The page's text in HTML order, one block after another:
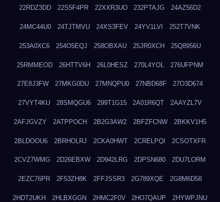
22RDZ3DD 22S5F4PR 22XXR3UO 232PTAJG 24AZ56D2
24MC44U0 24TJTMVU 24XS3FEV 24YV1LVI 252T7VNK
253A0XC6 254O5EQJ 258OBXAU 25JR0XCH 25Q8956U
25RMMEOD 26HTTV6H 26L0HESZ 270L4YOL 276UFPNM
27E8J3FW 27MKG0DU 27MNQPU0 27NBD68F 27O3D674
27VYT4KU 28SMQGU6 299T1G15 2A01R6QT 2AAYZL7V
2AFJGVZY 2ATPPOCH 2B2G3AW2 2BFZFCNW 2BKKV1H5
2BLDOOU6 2BRHOLRJ 2CKA0HWT 2CRELPQI 2CSOTXFR
2CVZ7WMG 2D26EBXW 2D942LRG 2DPSN680 2DU7LORM
2EZC76PR 2F53ZH8K 2FFJSSR3 2G789XQE 2G8M6D58
2HDT2UKH 2HLBXGGN 2HMC2F0V 2HO7QAUP 2HYWPJNU